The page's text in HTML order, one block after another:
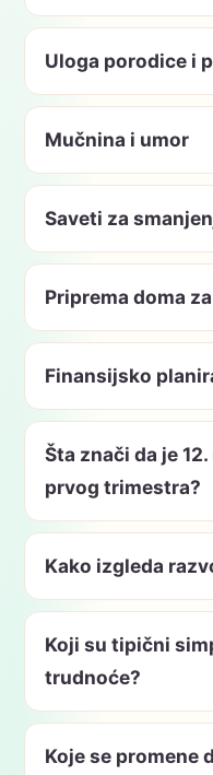
Uloga porodice i
Mučnina i umor
Saveti za
Priprema doma
Finansijsko
Šta znači da je
prvog trimestra?
Kako izgleda
Koji su tipični
trudnoće?
Koje se promene